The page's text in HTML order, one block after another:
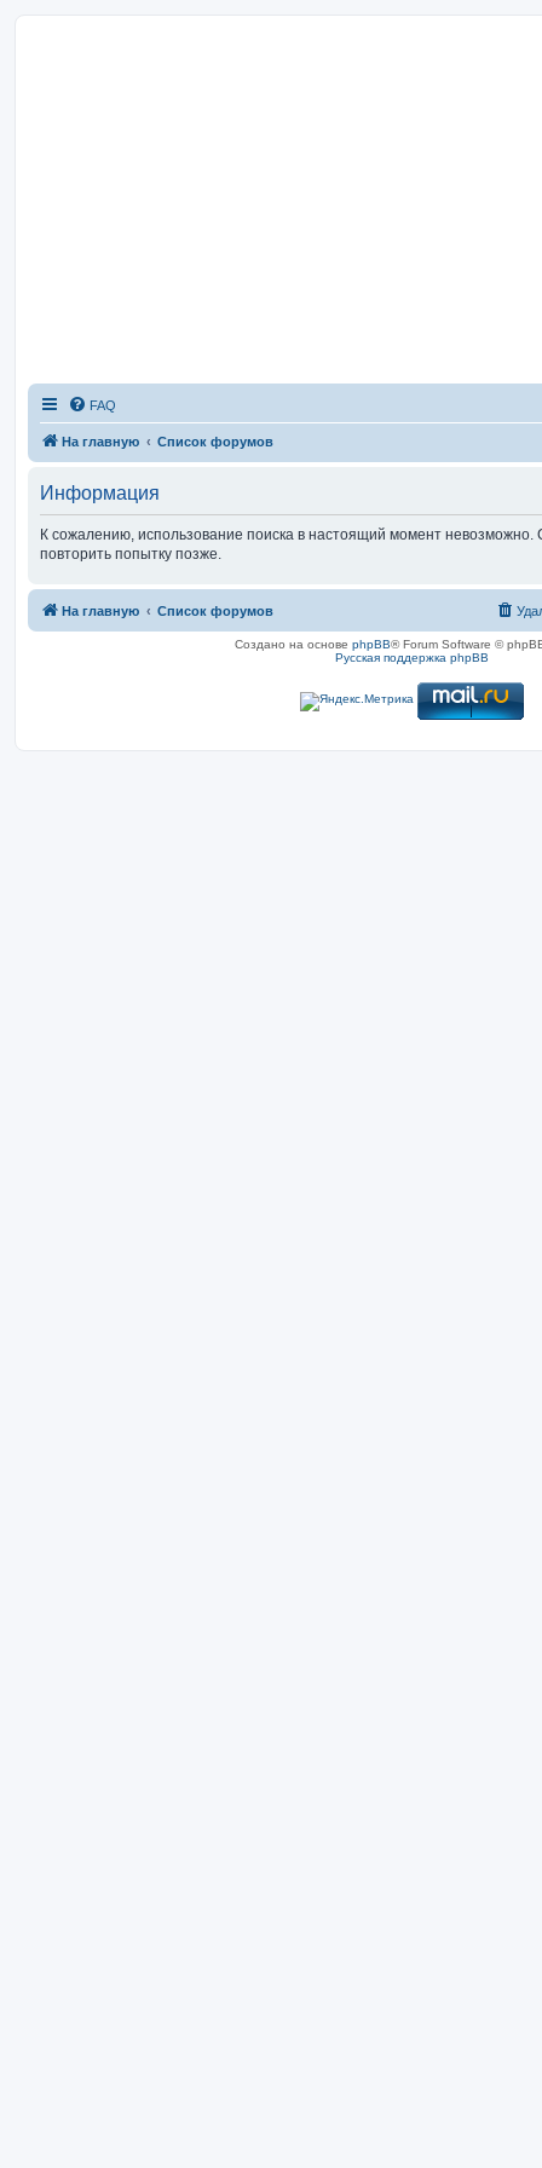
FAQ
На главную Список форумов
Информация
К сожалению, использование поиска в настоящий момент
повторить попытку позже.
На главную Список форумов
Создано на основе phpBB® Forum Software ©
Русская поддержка phpBB